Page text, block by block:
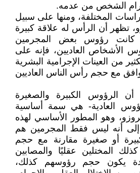
الشخص من عدمه.
المختلفة، ومنها على سبيل
تظهر أن الرأس له علاقة كبيرة
كانت رؤوس بعض المجرمين
الأشخاص العاديين، فإنه على
من العينات الإجرامية البشرية
مع حجم رأس الناس العاديين
أن الرؤوس الكبيرة والصغيرة
العادية- هي سمة أساسية
وهو المطور الأساسي لهذه
أنه ليس فقط المجرمين هم
أو صغيرة مقارنة مع حجم
المختلين عقليًا والمصابين
يكون حجم رؤوسهم كذلك،